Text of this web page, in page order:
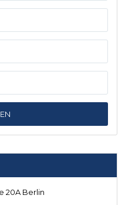
20A Berlin